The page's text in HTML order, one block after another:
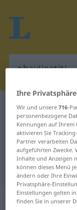
Kroatisch-
Kroatisch-
Ihre
Wir und unsere716-
personenbezogene
Kennungen auf Ihrem
aktivieren Sie
Partner verarbeiten
aufgeführten Zwecke.
Inhalte und Anzeigen
können dieses Menü
ändern oder Ihre
Privatsphäre-
Einstellungen gelten
finden Sie in unserer